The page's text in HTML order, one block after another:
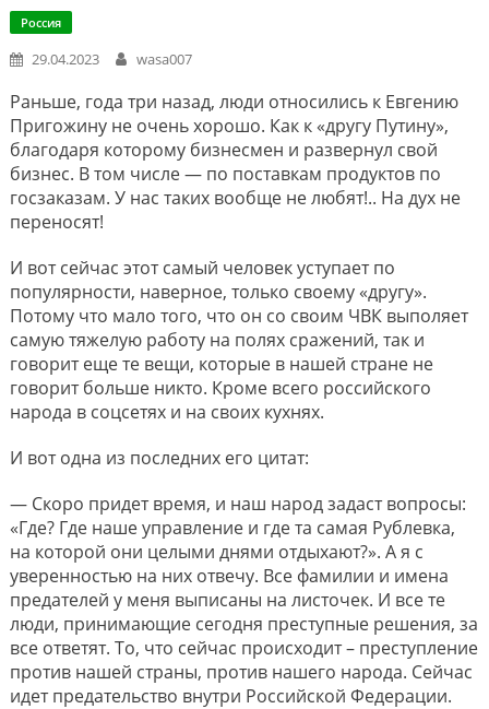
Россия
29.04.2023 wasa007
Раньше, года три назад, люди относились к Евгению
Пригожину не очень хорошо. Как к «другу Путину»,
благодаря которому бизнесмен и развернул свой
бизнес. В том числе — по поставкам продуктов по
госзаказам. У нас таких вообще не любят!.. На дух не
переносят!
И вот сейчас этот самый человек уступает по
популярности, наверное, только своему «другу».
Потому что мало того, что он со своим ЧВК выполяет
самую тяжелую работу на полях сражений, так и
говорит еще те вещи, которые в нашей стране не
говорит больше никто. Кроме всего российского
народа в соцсетях и на своих кухнях.
И вот одна из последних его цитат:
— Скоро придет время, и наш народ задаст вопросы:
«Где? Где наше управление и где та самая Рублевка,
на которой они целыми днями отдыхают?». А я с
уверенностью на них отвечу. Все фамилии и имена
предателей у меня выписаны на листочек. И все те
люди, принимающие сегодня преступные решения, за
все ответят. То, что сейчас происходит – преступление
против нашей страны, против нашего народа. Сейчас
идет предательство внутри Российской Федерации.